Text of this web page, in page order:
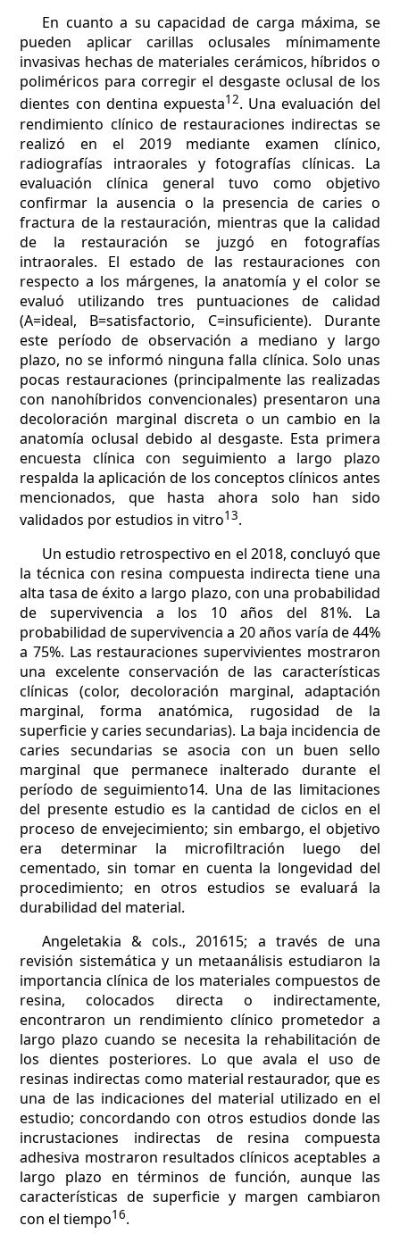
En cuanto a su capacidad de carga máxima, se
pueden aplicar carillas oclusales mínimamente
invasivas hechas de materiales cerámicos, híbridos o
poliméricos para corregir el desgaste oclusal de los
dientes con dentina expuesta12. Una evaluación del
rendimiento clínico de restauraciones indirectas se
realizó en el 2019 mediante examen clínico,
radiografías intraorales y fotografías clínicas. La
evaluación clínica general tuvo como objetivo
confirmar la ausencia o la presencia de caries o
fractura de la restauración, mientras que la calidad
de la restauración se juzgó en fotografías
intraorales. El estado de las restauraciones con
respecto a los márgenes, la anatomía y el color se
evaluó utilizando tres puntuaciones de calidad
(A=ideal, B=satisfactorio, C=insuficiente). Durante
este período de observación a mediano y largo
plazo, no se informó ninguna falla clínica. Solo unas
pocas restauraciones (principalmente las realizadas
con nanohíbridos convencionales) presentaron una
decoloración marginal discreta o un cambio en la
anatomía oclusal debido al desgaste. Esta primera
encuesta clínica con seguimiento a largo plazo
respalda la aplicación de los conceptos clínicos antes
mencionados, que hasta ahora solo han sido
validados por estudios in vitro13.
Un estudio retrospectivo en el 2018, concluyó que
la técnica con resina compuesta indirecta tiene una
alta tasa de éxito a largo plazo, con una probabilidad
de supervivencia a los 10 años del 81%. La
probabilidad de supervivencia a 20 años varía de 44%
a 75%. Las restauraciones supervivientes mostraron
una excelente conservación de las características
clínicas (color, decoloración marginal, adaptación
marginal, forma anatómica, rugosidad de la
superficie y caries secundarias). La baja incidencia de
caries secundarias se asocia con un buen sello
marginal que permanece inalterado durante el
período de seguimiento14. Una de las limitaciones
del presente estudio es la cantidad de ciclos en el
proceso de envejecimiento; sin embargo, el objetivo
era determinar la microfiltración luego del
cementado, sin tomar en cuenta la longevidad del
procedimiento; en otros estudios se evaluará la
durabilidad del material.
Angeletakia & cols., 201615; a través de una
revisión sistemática y un metaanálisis estudiaron la
importancia clínica de los materiales compuestos de
resina, colocados directa o indirectamente,
encontraron un rendimiento clínico prometedor a
largo plazo cuando se necesita la rehabilitación de
los dientes posteriores. Lo que avala el uso de
resinas indirectas como material restaurador, que es
una de las indicaciones del material utilizado en el
estudio; concordando con otros estudios donde las
incrustaciones indirectas de resina compuesta
adhesiva mostraron resultados clínicos aceptables a
largo plazo en términos de función, aunque las
características de superficie y margen cambiaron
con el tiempo16.